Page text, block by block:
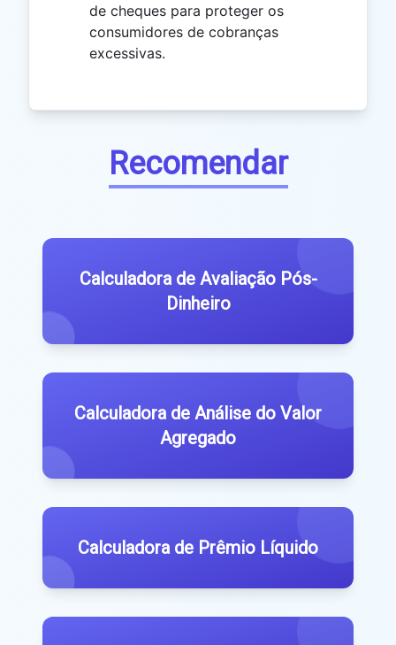
de cheques para proteger os
consumidores de cobranças
excessivas.
Recomendar
Calculadora de Avaliação Pós-
Dinheiro
Calculadora de Análise do Valor
Agregado
Calculadora de Prêmio Líquido